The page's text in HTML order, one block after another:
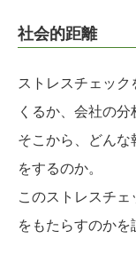
社会的距離
ストレスチェック
くるか、会社の分
そこから、どんな
をするのか。
このストレスチ
をもたらすのかを